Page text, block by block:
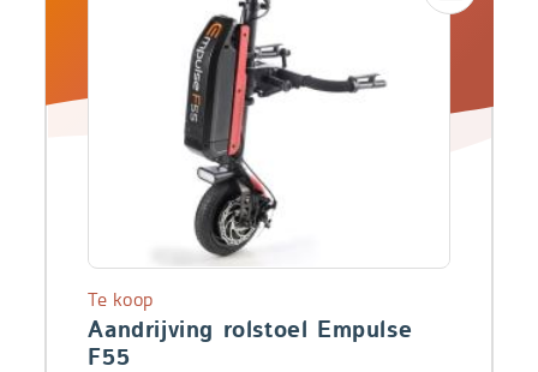
Aandrijving rolstoel Empulse
F55
Te koop